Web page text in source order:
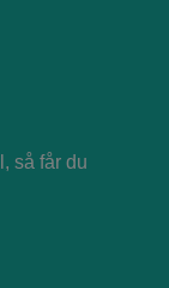
, så får du